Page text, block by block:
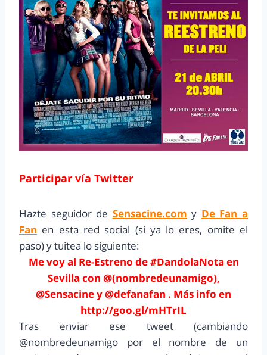
Participar vía Twitter
Hazte seguidor de Sensacine.com y De Fan a
Fan en esta red social (si ya lo eres, omite el
paso) y tuitea lo siguiente:
Me voy al Re-Estreno de #DandolaNota en
Sevilla con @(nombredeunamigo),
@Sensacine y @defanafan . Más info en
http://goo.gl/mHTrIL
Tras enviar ese tweet (cambiando
@nombredeunamigo por el nombre de un